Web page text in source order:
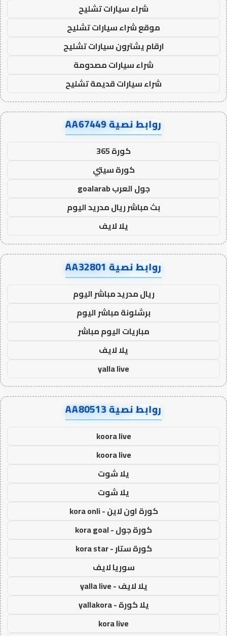
شراء سيارات تشليح
موقع شراء سيارات تشليح
ارقام يشترون سيارات تشليح
شراء سيارات مصدومة
شراء سيارات قديمة تشليح
روابط نصية AA67449
كورة 365
كورة سيتي
جول العرب goalarab
بث مباشر ريال مدريد اليوم
يلا لايف
روابط نصية AA32801
ريال مدريد مباشر اليوم
برشلونة مباشر اليوم
مباريات اليوم مباشر
يلا لايف
yalla live
روابط نصية AA80513
koora live
koora live
يلا شوت
يلا شوت
كورة اون لاين - kora onli
كورة جول - kora goal
كورة ستار - kora star
سوريا لايف
يلا لايف - yalla live
يلا كورة - yallakora
kora live